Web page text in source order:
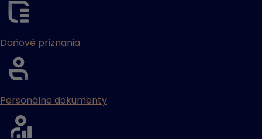
Daňové priznania
Personálne dokumenty